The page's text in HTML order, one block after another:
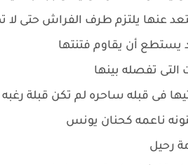
عنها يلتزم طرف الفراش حتى لا
يستطع أن يقاوم فتنتها
التى تفصله بينها
فى قبله ساحره لم تكن قبلة رغبه
ناعمه كحنان يونس
رحيل